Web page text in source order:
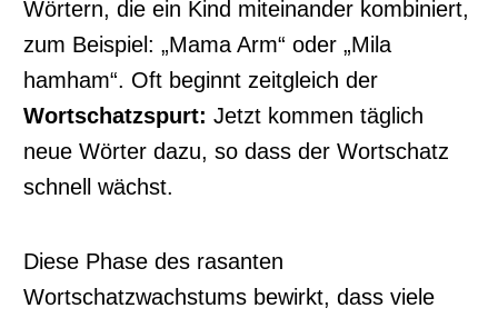
Wörtern, die ein Kind miteinander kombiniert,
zum Beispiel: „Mama Arm“ oder „Mila
hamham“. Oft beginnt zeitgleich der
Wortschatzspurt: Jetzt kommen täglich
neue Wörter dazu, so dass der Wortschatz
schnell wächst.
Diese Phase des rasanten
Wortschatzwachstums bewirkt, dass viele